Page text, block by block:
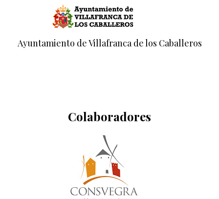
Ayuntamiento de Villafranca de los Caballeros
Colaboradores